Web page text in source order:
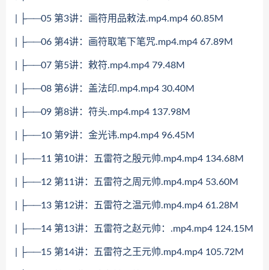
| ├──05 第3讲：画符用品敕法.mp4.mp4 60.85M
| ├──06 第4讲：画符取笔下笔咒.mp4.mp4 67.89M
| ├──07 第5讲：敕符.mp4.mp4 79.48M
| ├──08 第6讲：盖法印.mp4.mp4 30.40M
| ├──09 第8讲：符头.mp4.mp4 137.98M
| ├──10 第9讲：金光讳.mp4.mp4 96.45M
| ├──11 第10讲：五雷符之殷元帅.mp4.mp4 134.68M
| ├──12 第11讲：五雷符之周元帅.mp4.mp4 53.60M
| ├──13 第12讲：五雷符之温元帅.mp4.mp4 61.28M
| ├──14 第13讲：五雷符之赵元帅：.mp4.mp4 124.15M
| ├──15 第14讲：五雷符之王元帅.mp4.mp4 105.72M